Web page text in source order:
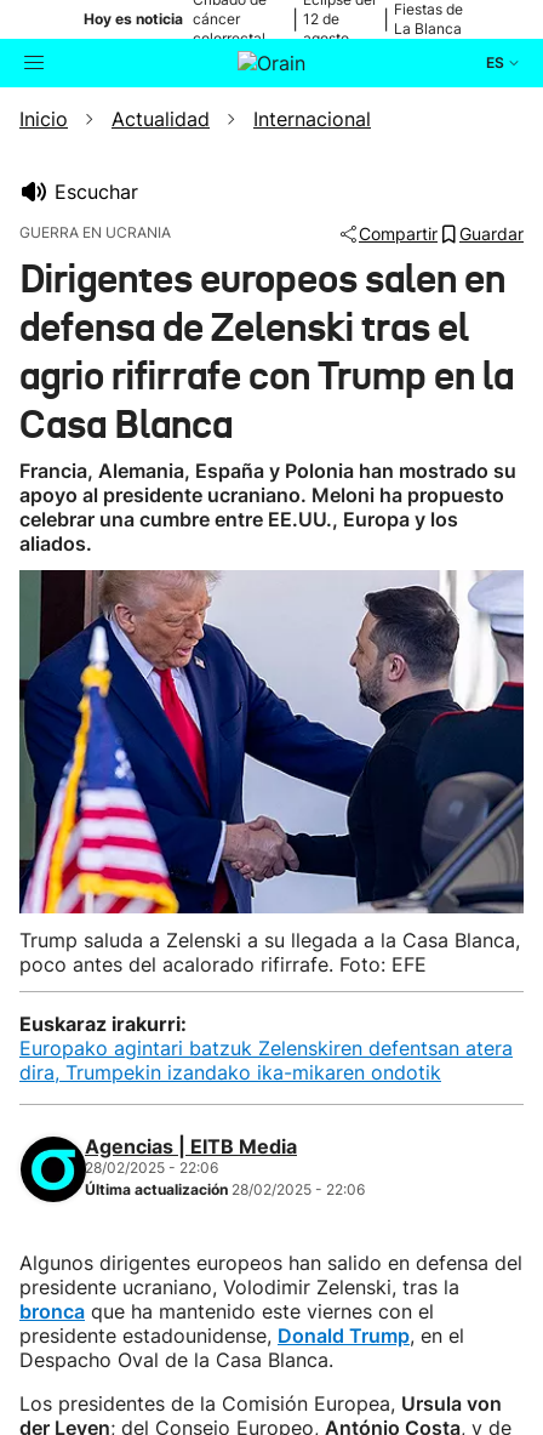
Hoy es noticia cáncer
colorrectal
12 de
agosto
Fiestas de
La Blanca
ES
Buscador Actualidad
Ikusmiran
Eguraldia
Inicio Actualidad Internacional
Escuchar
GUERRA EN UCRANIA Compartir Guardar
Dirigentes europeos salen en
defensa de Zelenski tras el
agrio rifirrafe con Trump en la
Casa Blanca
Francia, Alemania, España y Polonia han mostrado su
apoyo al presidente ucraniano. Meloni ha propuesto
celebrar una cumbre entre EE.UU., Europa y los
aliados.
Trump saluda a Zelenski a su llegada a la Casa Blanca,
poco antes del acalorado rifirrafe. Foto: EFE
Euskaraz irakurri:
Europako agintari batzuk Zelenskiren defentsan atera
dira, Trumpekin izandako ika-mikaren ondotik
Agencias | EITB Media
28/02/2025 - 22:06
Última actualización 28/02/2025 - 22:06
Algunos dirigentes europeos han salido en defensa del
presidente ucraniano, Volodimir Zelenski, tras la
bronca que ha mantenido este viernes con el
presidente estadounidense, Donald Trump, en el
Despacho Oval de la Casa Blanca.
Los presidentes de la Comisión Europea, Ursula von
der Leyen; del Consejo Europeo, António Costa, y de